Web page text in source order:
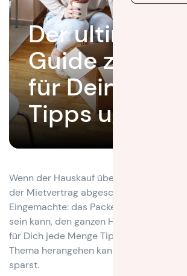
Der ultimative
Guide zum
für Deinen
Tipps und
Wenn der Hauskauf über die Bühne
der Mietvertrag abgeschlossen ist, geht
Eingemachte: das Packen. Da es
sein kann, den ganzen Hausstand
für Dich jede Menge Tipps und Tricks,
Thema herangehen kannst und Kosten,
sparst.